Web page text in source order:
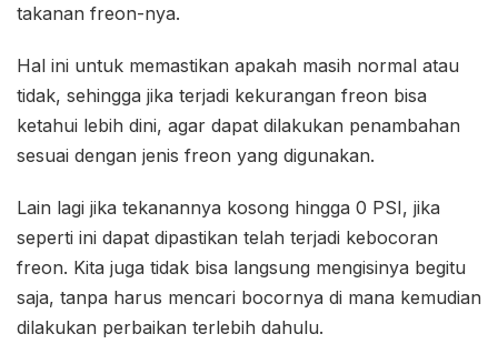
takanan freon-nya.
Hal ini untuk memastikan apakah masih normal atau
tidak, sehingga jika terjadi kekurangan freon bisa
ketahui lebih dini, agar dapat dilakukan penambahan
sesuai dengan jenis freon yang digunakan.
Lain lagi jika tekanannya kosong hingga 0 PSI, jika
seperti ini dapat dipastikan telah terjadi kebocoran
freon. Kita juga tidak bisa langsung mengisinya begitu
saja, tanpa harus mencari bocornya di mana kemudian
dilakukan perbaikan terlebih dahulu.